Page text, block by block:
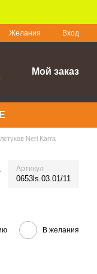
Желания Вход
Мой заказ
Neri Karra
Артикул
0653ls.03.01/11
В желания